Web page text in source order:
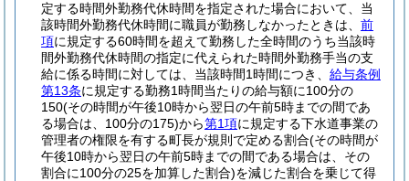
定する時間外勤務代休時間を指定された場合において、当
該時間外勤務代休時間に職員が勤務しなかったときは、 前
項に規定する60時間を超えて勤務した全時間のうち当該時
間外勤務代休時間の指定に代えられた時間外勤務手当の支
給に係る時間に対しては、当該時間1時間につき、 給与条例
第13条に規定する勤務1時間当たりの給与額に100分の
150(その時間が午後10時から翌日の午前5時までの間であ
る場合は、100分の175)から第1項に規定する下水道事業の
管理者の権限を有する町長が規則で定める割合(その時間が
午後10時から翌日の午前5時までの間である場合は、その
割合に100分の25を加算した割合)を減じた割合を乗じて得